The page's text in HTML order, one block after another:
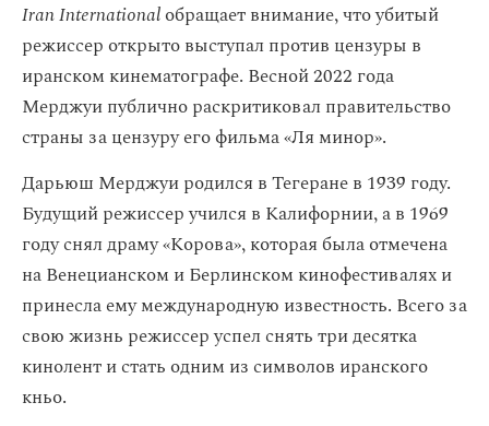
Iran Internationalобращает внимание, что убитый
режиссер открыто выступал против цензуры в
иранском кинематографе. Весной 2022 года
Мерджуи публично раскритиковал правительство
страны за цензуру его фильма «Ля минор».
Дарьюш Мерджуи родился в Тегеране в 1939 году.
Будущий режиссер учился в Калифорнии, а в 1969
году снял драму «Корова», которая была отмечена
на Венецианском и Берлинском кинофестивалях и
принесла ему международную известность. Всего за
свою жизнь режиссер успел снять три десятка
кинолент и стать одним из символов иранского
кньо.